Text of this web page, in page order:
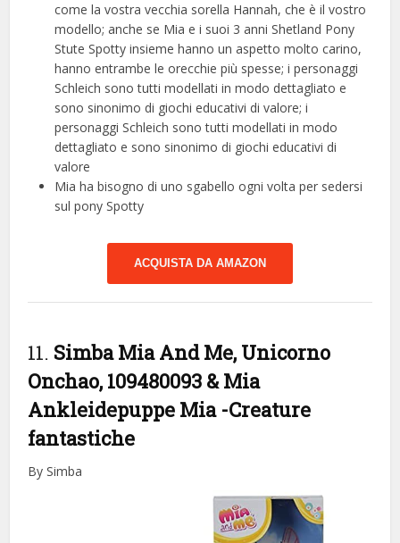
come la vostra vecchia sorella Hannah, che è il vostro
modello; anche se Mia e i suoi 3 anni Shetland Pony
Stute Spotty insieme hanno un aspetto molto carino,
hanno entrambe le orecchie più spesse; i personaggi
Schleich sono tutti modellati in modo dettagliato e
sono sinonimo di giochi educativi di valore; i
personaggi Schleich sono tutti modellati in modo
dettagliato e sono sinonimo di giochi educativi di
valore
Mia ha bisogno di uno sgabello ogni volta per sedersi
sul pony Spotty
ACQUISTA DA AMAZON
11. Simba Mia And Me, Unicorno
Onchao, 109480093 & Mia
Ankleidepuppe Mia -Creature
fantastiche
By Simba